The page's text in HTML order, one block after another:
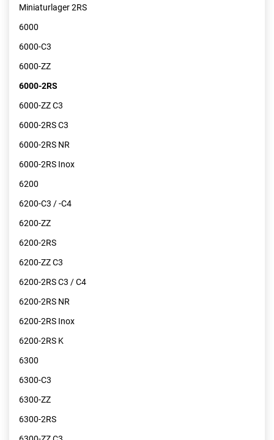
Miniaturlager 2RS
6000
6000-C3
6000-ZZ
6000-2RS
6000-ZZ C3
6000-2RS C3
6000-2RS NR
6000-2RS Inox
6200
6200-C3 / -C4
6200-ZZ
6200-2RS
6200-ZZ C3
6200-2RS C3 / C4
6200-2RS NR
6200-2RS Inox
6200-2RS K
6300
6300-C3
6300-ZZ
6300-2RS